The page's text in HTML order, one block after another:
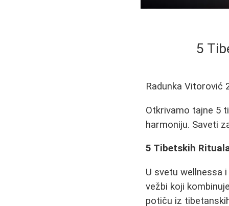
5
Radunka Vitorović
Otkrivamo tajne 5
harmoniju. Saveti
5 Tibetskih
U svetu wellnessa
vežbi koji
potiču iz